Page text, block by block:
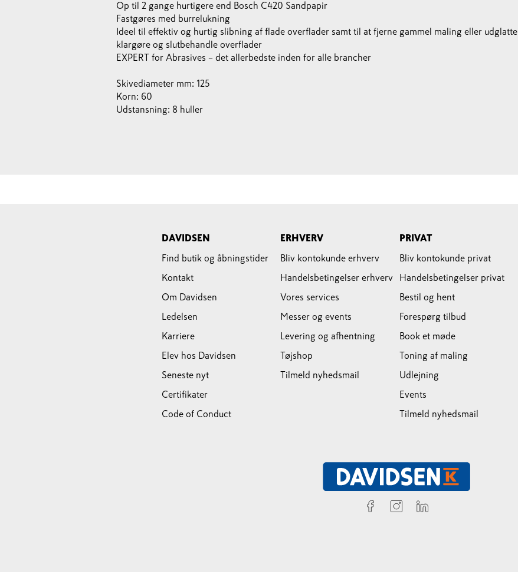
Op til 2 gange hurtigere end Bosch C420 Sandpapir
Fastgøres med burrelukning
Ideel til effektiv og hurtig slibning af flade overflader samt til at fjerne gammel maling eller udglatte,
klargøre og slutbehandle overflader
EXPERT for Abrasives – det allerbedste inden for alle brancher
Skivediameter mm: 125
Korn: 60
Udstansning: 8 huller
DAVIDSEN
Find butik og åbningstider
Kontakt
Om Davidsen
Ledelsen
Karriere
Elev hos Davidsen
Seneste nyt
Certifikater
Code of Conduct
ERHVERV
Bliv kontokunde erhverv
Handelsbetingelser erhverv
Vores services
Messer og events
Levering og afhentning
Tøjshop
Tilmeld nyhedsmail
PRIVAT
Bliv kontokunde privat
Handelsbetingelser privat
Bestil og hent
Forespørg tilbud
Book et møde
Toning af maling
Udlejning
Events
Tilmeld nyhedsmail